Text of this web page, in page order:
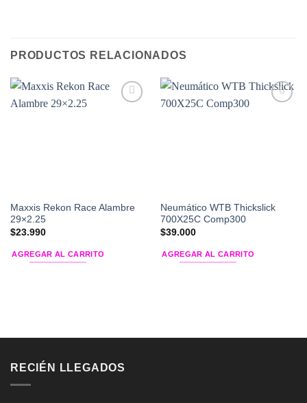
PRODUCTOS RELACIONADOS
Maxxis Rekon Race Alambre
29×2.25
$23.990
AGREGAR AL CARRITO
Neumático WTB Thickslick
700X25C Comp300
$39.000
AGREGAR AL CARRITO
RECIÉN LLEGADOS